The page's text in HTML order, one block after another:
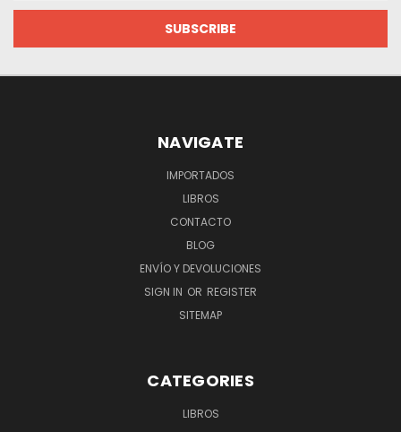
NAVIGATE
IMPORTADOS
LIBROS
CONTACTO
BLOG
ENVÍO Y DEVOLUCIONES
SIGN IN OR REGISTER
SITEMAP
CATEGORIES
LIBROS